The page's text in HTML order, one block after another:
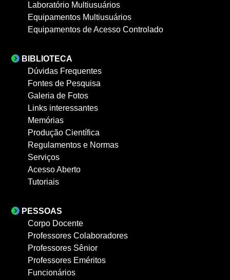
Laboratório Multiusuários
Equipamentos Multiusuários
Equipamentos de Acesso Controlado
BIBLIOTECA
Dúvidas Frequentes
Fontes de Pesquisa
Galeria de Fotos
Links interessantes
Memórias
Produção Científica
Regulamentos e Normas
Serviços
Acesso Aberto
Tutoriais
PESSOAS
Corpo Docente
Professores Colaboradores
Professores Sênior
Professores Eméritos
Funcionários